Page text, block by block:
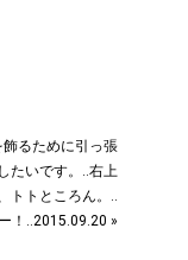
るために引っ張
たいです。‥右上
トトところん。‥
！‥2015.09.20 »